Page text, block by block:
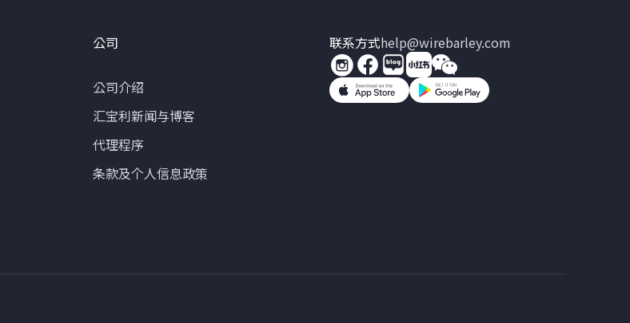
公司
公司介绍
汇宝利新闻与博客
代理程序
条款及个人信息政策
联系方式help@wirebarley.com